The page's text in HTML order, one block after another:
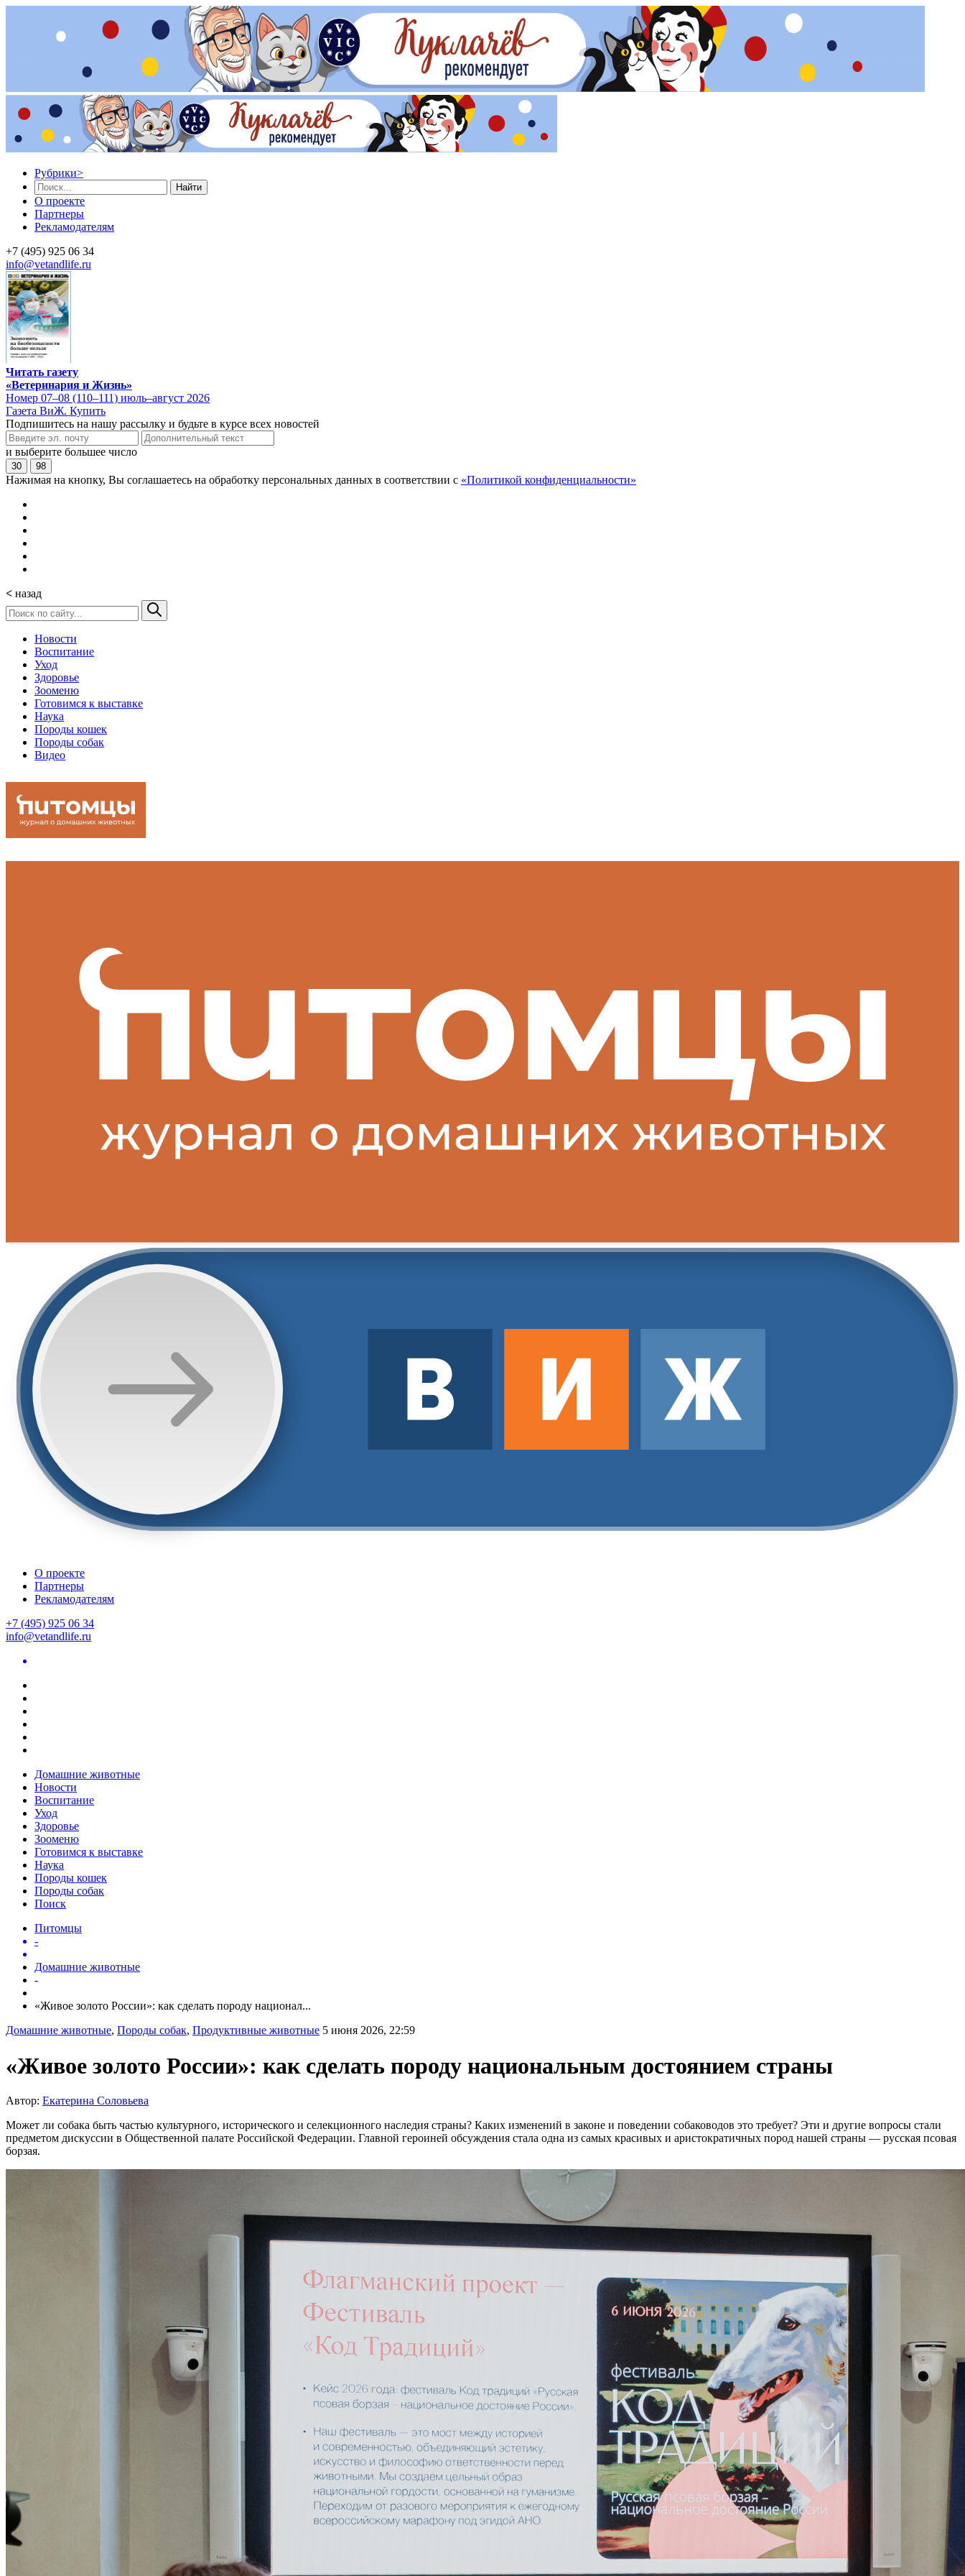
Рубрики>
Найти
О проекте
Партнеры
Рекламодателям
+7 (495) 925 06 34
info@vetandlife.ru
Читать газету
«Ветеринария и Жизнь»
Номер 07–08 (110–111) июль–август 2026
Газета ВиЖ. Купить
Подпишитесь на нашу рассылку и будьте в курсе всех новостей
и выберите большее число
30 98
Нажимая на кнопку, Вы соглашаетесь на обработку персональных данных в соответствии с «Политикой конфиденциальности»
< назад
Новости
Воспитание
Уход
Здоровье
Зооменю
Готовимся к выставке
Наука
Породы кошек
Породы собак
Видео
О проекте
Партнеры
Рекламодателям
+7 (495) 925 06 34
info@vetandlife.ru
Домашние животные
Новости
Воспитание
Уход
Здоровье
Зооменю
Готовимся к выставке
Наука
Породы кошек
Породы собак
Поиск
Питомцы
-
Домашние животные
-
«Живое золото России»: как сделать породу национал...
Домашние животные, Породы собак, Продуктивные животные 5 июня 2026, 22:59
«Живое золото России»: как сделать породу национальным достоянием страны
Автор: Екатерина Соловьева
Может ли собака быть частью культурного, исторического и селекционного наследия страны? Каких изменений в законе и поведении собаководов это требует? Эти и другие вопросы стали
предметом дискуссии в Общественной палате Российской Федерации. Главной героиней обсуждения стала одна из самых красивых и аристократичных пород нашей страны — русская псовая
борзая.